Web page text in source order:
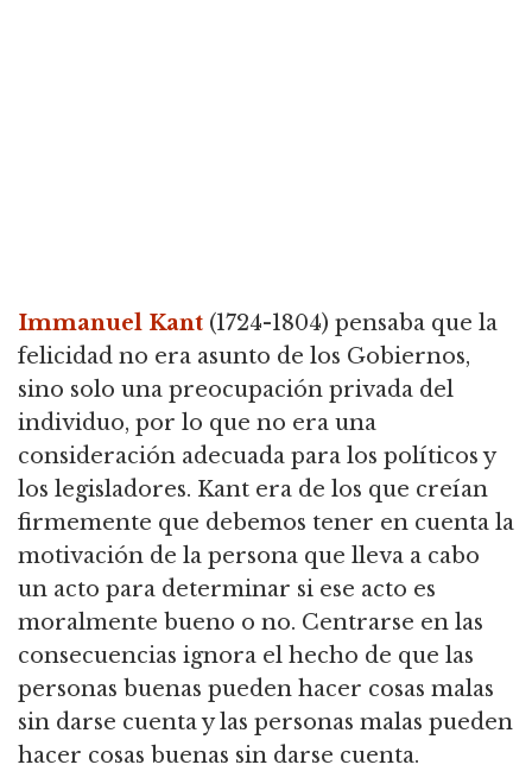
Immanuel Kant (1724-1804) pensaba que la
felicidad no era asunto de los Gobiernos,
sino solo una preocupación privada del
individuo, por lo que no era una
consideración adecuada para los políticos y
los legisladores. Kant era de los que creían
firmemente que debemos tener en cuenta la
motivación de la persona que lleva a cabo
un acto para determinar si ese acto es
moralmente bueno o no. Centrarse en las
consecuencias ignora el hecho de que las
personas buenas pueden hacer cosas malas
sin darse cuenta y las personas malas pueden
hacer cosas buenas sin darse cuenta.